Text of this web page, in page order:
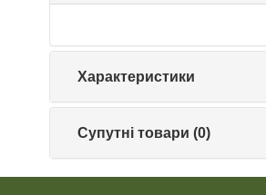
Характеристики
Супутні товари (0)